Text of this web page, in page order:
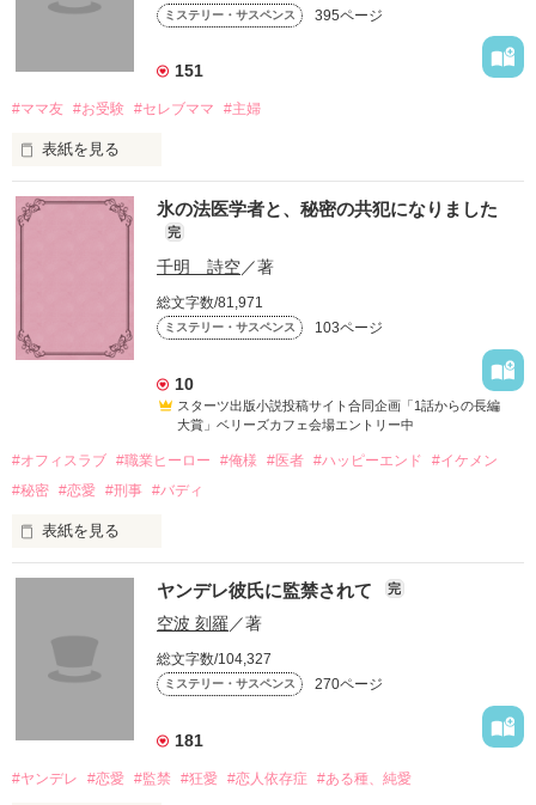
ミステリー・サスペンス 395ページ
151
#ママ友 #お受験 #セレブママ #主婦
表紙を見る
セレブママが集まる自由が丘のカフェで
ある女が警察に捕まる。
自分も子供も着飾り、有名な幼児教室に通う女に
幼児教室で出会った、奈美、杏子、真琴。
３人は日々の子育てのことや日常のことをブログに綴っていく
氷の法医学者と、秘密の共犯になりました
完
千明 詩空／著
総文字数/81,971
ミステリー・サスペンス 103ページ
10
スターツ出版小説投稿サイト合同企画「1話からの長編
大賞」ベリーズカフェ会場エントリー中
#オフィスラブ #職業ヒーロー #俺様 #医者 #ハッピーエンド
#イケメン
#秘密 #恋愛 #刑事 #バディ
表紙を見る
スターツ出版小説投稿サイト合同企画「第2回1話だけ大賞」編
集部おすすめ作品
作品を読む
ヤンデレ彼氏に監禁されて 完
空波 刻羅 ／著
総文字数/104,327
ミステリー・サスペンス 270ページ
181
#ヤンデレ #恋愛 #監禁 #狂愛 #恋人依存症 #ある種、純愛